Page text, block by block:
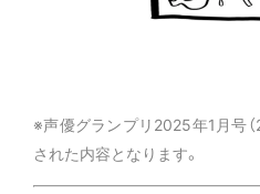
※声優グランプリ2025年1月号
された内容となります。